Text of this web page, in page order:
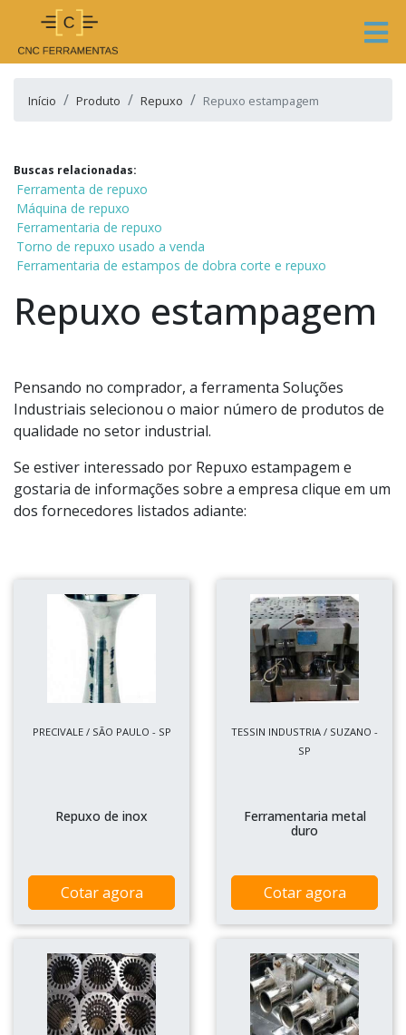
Início Produto Repuxo Repuxo estampagem
Buscas relacionadas:
Ferramenta de repuxo
Máquina de repuxo
Ferramentaria de repuxo
Torno de repuxo usado a venda
Ferramentaria de estampos de dobra corte e repuxo
Repuxo estampagem
Pensando no comprador, a ferramenta Soluções
Industriais selecionou o maior número de produtos de
qualidade no setor industrial.
Se estiver interessado por Repuxo estampagem e
gostaria de informações sobre a empresa clique em um
dos fornecedores listados adiante:
PRECIVALE / SÃO PAULO - SP
Repuxo de inox
Cotar agora
TESSIN INDUSTRIA / SUZANO -
SP
Ferramentaria metal
duro
Cotar agora